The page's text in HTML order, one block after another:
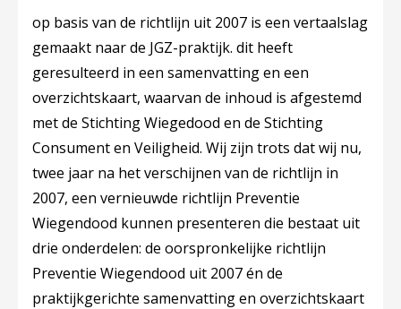
op basis van de richtlijn uit 2007 is een vertaalslag
gemaakt naar de JGZ-praktijk. dit heeft
geresulteerd in een samenvatting en een
overzichtskaart, waarvan de inhoud is afgestemd
met de Stichting Wiegedood en de Stichting
Consument en Veiligheid. Wij zijn trots dat wij nu,
twee jaar na het verschijnen van de richtlijn in
2007, een vernieuwde richtlijn Preventie
Wiegendood kunnen presenteren die bestaat uit
drie onderdelen: de oorspronkelijke richtlijn
Preventie Wiegendood uit 2007 én de
praktijkgerichte samenvatting en overzichtskaart